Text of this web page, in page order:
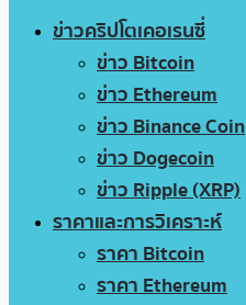
ข่าวคริปโตเคอเรนซี่
ข่าว Bitcoin
ข่าว Ethereum
ข่าว Binance Coin
ข่าว Dogecoin
ข่าว Ripple (XRP)
ราคาและการวิเคราะห์
ราคา Bitcoin
ราคา Ethereum